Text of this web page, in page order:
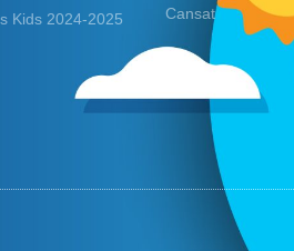
Kids 2024-2025
Cansat